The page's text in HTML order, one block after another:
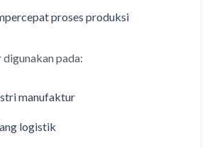
proses produksi
pada:
manufaktur
logistik